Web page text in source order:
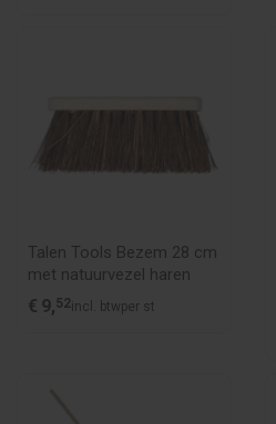
Talen Tools Bezem 28 cm
met natuurvezel haren
€ 9, 52incl. btwper st